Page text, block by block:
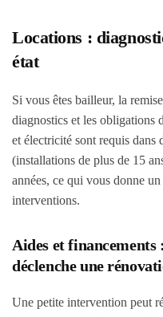
Locations :
état
Si vous êtes bailleur, la
diagnostics et les obligations
et électricité sont requis dans
(installations de plus de 15
années, ce qui vous donne
interventions.
Aides et
déclenche une
Une petite intervention peut